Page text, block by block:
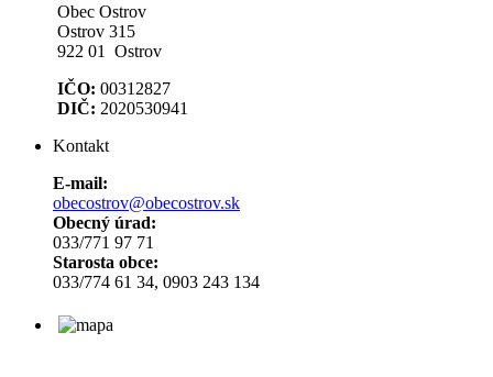
Obec Ostrov
Ostrov 315
922 01 Ostrov
IČO: 00312827
DIČ: 2020530941
Kontakt
E-mail:
obecostrov@obecostrov.sk
Obecný úrad:
033/771 97 71
Starosta obce:
033/774 61 34, 0903 243 134